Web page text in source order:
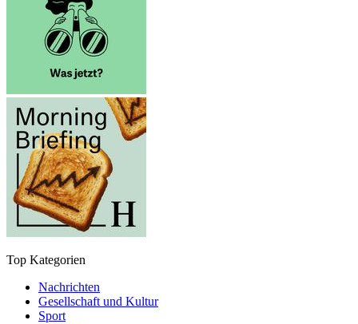
Top Kategorien
Nachrichten
Gesellschaft und Kultur
Sport